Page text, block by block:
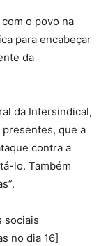
o povo na
para encabeçar
da
da Intersindical,
que a
contra a
lo. Também
sociais
no dia 16]